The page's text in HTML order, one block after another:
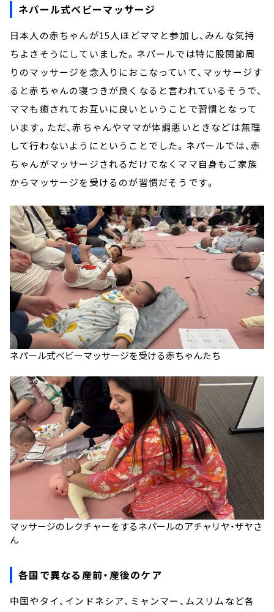
ネパール式ベビーマッサージ
日本人の赤ちゃんが15人ほどママと参加し、みんな気持
ちよさそうにしていました。ネパールでは特に股関節周
りのマッサージを念入りにおこなっていて、マッサージす
ると赤ちゃんの寝つきが良くなると言われているそうで、
ママも癒されてお互いに良いということで習慣となって
います。ただ、赤ちゃんやママが体調悪いときなどは無理
して行わないようにということでした。ネパールでは、赤
ちゃんがマッサージされるだけでなくママ自身もご家族
からマッサージを受けるのが習慣だそうです。
ネパール式ベビーマッサージを受ける赤ちゃんたち
マッサージのレクチャーをするネパールのアチャリヤ・ザヤさ
ん
各国で異なる産前・産後のケア
中国やタイ、インドネシア、ミャンマー、ムスリムなど各